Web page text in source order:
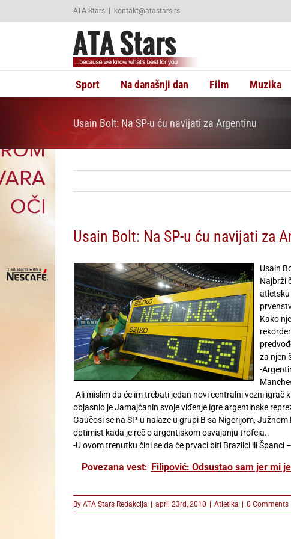
ATA Stars | kontakt@atastars.rs
Sport Na današnji dan Film Muzika
Usain Bolt: Na SP-u ću navijati za Argentinu
Usain Bolt: Na SP-u ću navijati za
Usain
Najbrži
atletsku
Kako
za njen
-
-Ali mislim da će im trebati jedan novi centralni vezni
objasnio je Jamajčanin svoje viđenje igre argentinske
Gaučosi se na SP-u nalaze u grupi B sa Nigerijom,
optimist kada je reč o argentiskom osvajanju trofeja..
-U ovom trenutku čini se da će prvaci biti Brazilci ili Španci
Povezana vest: Filipović: Odsustao sam jer mi
By ATA Stars Redakcija | april 23rd, 2010 | Atletika | 0 Comments